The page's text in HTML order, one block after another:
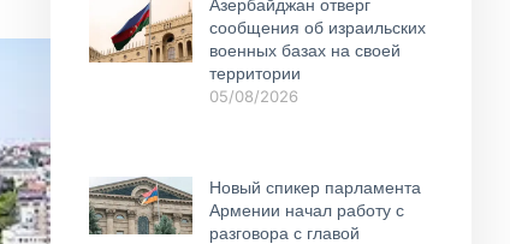
Азербайджан отверг
сообщения об израильских
военных базах на своей
территории
05/08/2026
Новый спикер парламента
Армении начал работу с
разговора с главой